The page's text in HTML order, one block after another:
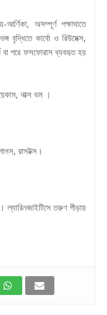
আর্ণিকা, অসম্পূর্ণ পক্ষাঘাতে
বৃদ্ধিতে কার্বো ও রিউমেক্স,
বা পরে ফসফোরাস ব্যবহৃত হয়
নাক্স ভম ।
রাসটক্স।
তরুণ পীড়ায়